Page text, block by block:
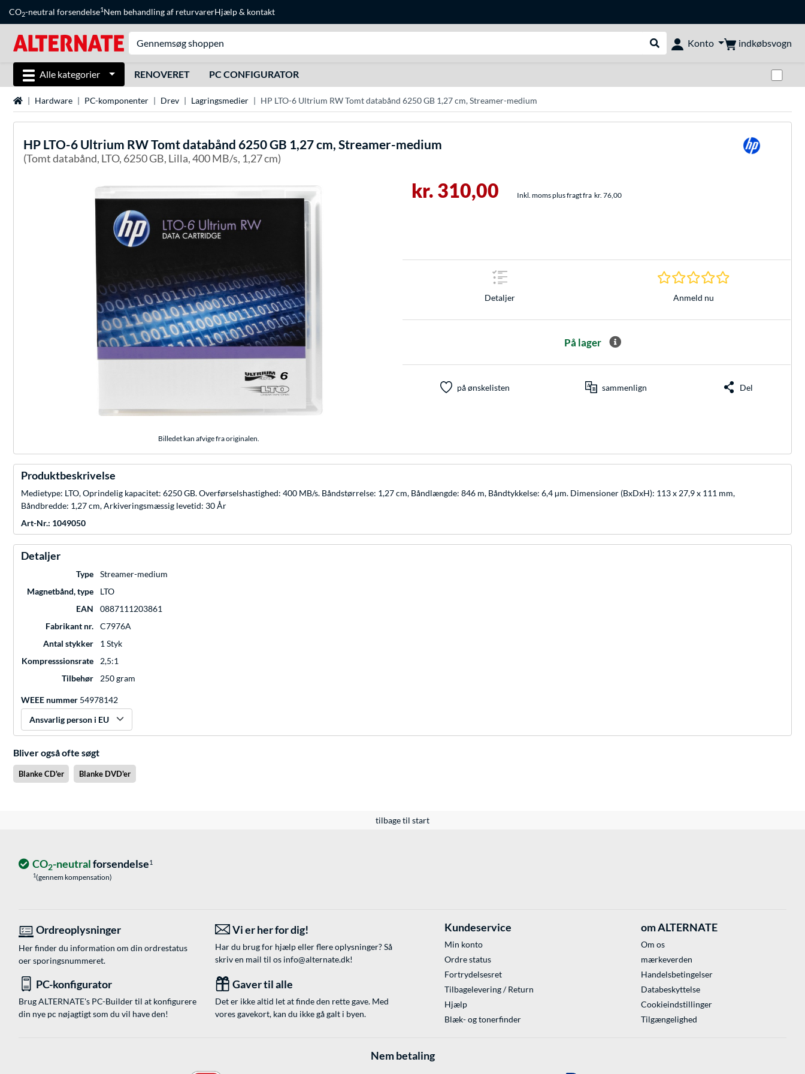
CO2-neutral forsendelse1Nem behandling af returvarerHjælp& kontakt
Udfør søgning
Konto indkøbsvogn
Alle kategorier RENOVERET PC CONFIGURATOR
StartsideHardware PC-komponenter Drev Lagringsmedier HP LTO-6 Ultrium RW Tomt databånd 6250 GB 1,27 cm, Streamer-medium
HP LTO-6 Ultrium RW Tomt databånd 6250 GB 1,27 cm, Streamer-medium
(Tomt databånd, LTO, 6250 GB, Lilla, 400 MB/s, 1,27 cm)
Billedet kan afvige fra originalen.
kr. 310,00 Inkl. moms plus fragt fra kr. 76,00
Detaljer
0.0 Stjerner hos 0
Anmeld nu
På lager
på ønskelisten sammenlign Del
Produktbeskrivelse
Medietype: LTO, Oprindelig kapacitet: 6250 GB. Overførselshastighed: 400 MB/s. Båndstørrelse: 1,27 cm, Båndlængde: 846 m, Båndtykkelse: 6,4 µm. Dimensioner (BxDxH): 113 x 27,9 x 111 mm,
Båndbredde: 1,27 cm, Arkiveringsmæssig levetid: 30 År
Art-Nr.: 1049050
Detaljer
Type
Streamer-medium
Magnetbånd, type
LTO
EAN
0887111203861
Fabrikant nr.
C7976A
Antal stykker
1 Styk
Kompresssionsrate
2,5:1
Tilbehør
250 gram
WEEE nummer 54978142
Ansvarlig person i EU
Bliver også ofte søgt
Blanke CD'er Blanke DVD'er
tilbage til start
CO2-neutralforsendelse1
1(gennem kompensation)
Ordreoplysninger
Her finder du information om din ordrestatus
oer sporingsnummeret.
Vi er her for dig!
Har du brug for hjælp eller flere oplysninger? Så
skriv en mail til os info@alternate.dk!
PC-konfigurator
Brug ALTERNATE's PC-Builder til at konfigurere
din nye pc nøjagtigt som du vil have den!
Gaver til alle
Det er ikke altid let at finde den rette gave. Med
vores gavekort, kan du ikke gå galt i byen.
Kundeservice
Min konto
Ordre status
Fortrydelsesret
Tilbagelevering / Return
Hjælp
Blæk- og tonerfinder
om ALTERNATE
Om os
mærkeverden
Handelsbetingelser
Databeskyttelse
Cookieindstillinger
Tilgængelighed
Nem betaling